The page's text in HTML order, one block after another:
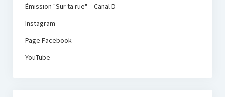
Émission "Sur ta rue" – Canal D
Instagram
Page Facebook
YouTube